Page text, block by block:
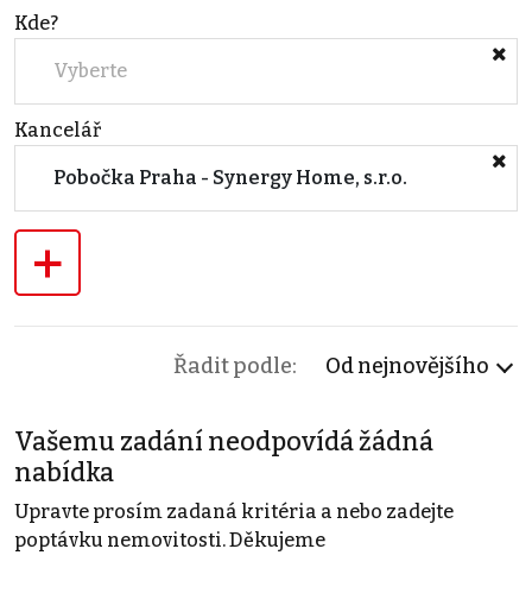
Kde?
Vyberte
Kancelář
Pobočka Praha - Synergy Home, s.r.o.
+
Řadit podle: Od nejnovějšího
Vašemu zadání neodpovídá žádná
nabídka
Upravte prosím zadaná kritéria a nebo zadejte
poptávku nemovitosti. Děkujeme